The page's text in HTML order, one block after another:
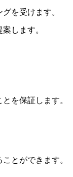
を受けます。
します。
を保証します。
とができます。